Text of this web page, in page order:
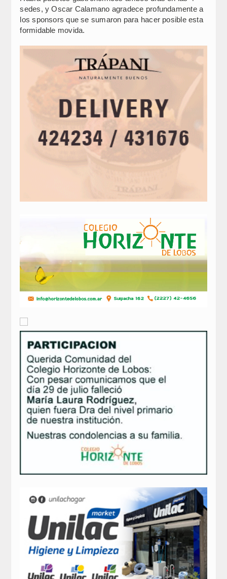
sedes, y Oscar Calamano agradece profundamente a
los sponsors que se sumaron para hacer posible esta
formidable movida.